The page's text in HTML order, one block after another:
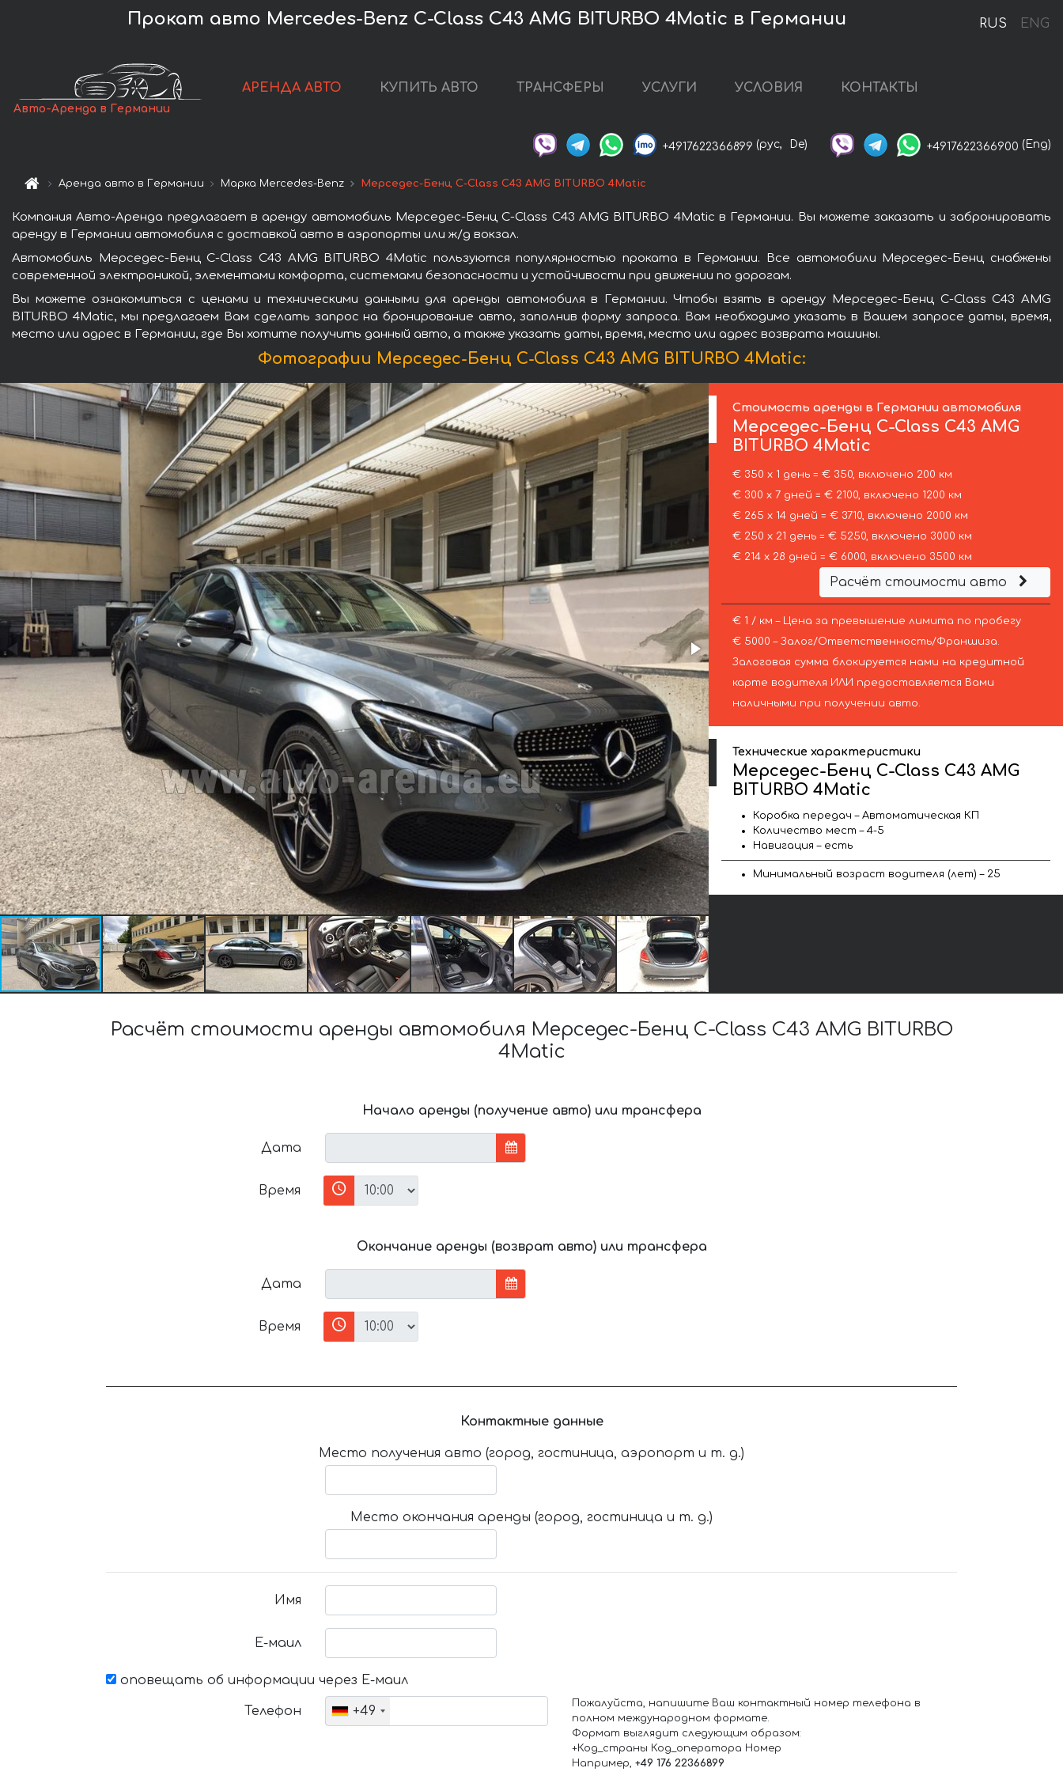
RUS ENG
Прокат авто Mercedes-Benz C-Class C43 AMG BITURBO 4Matic в Германии
Авто-Аренда в Германии
АРЕНДА АВТО КУПИТЬ АВТО ТРАНСФЕРЫ УСЛУГИ УСЛОВИЯ КОНТАКТЫ
+4917622366899 (рус, De) +4917622366900 (Eng)
Аренда авто в Германии Марка Mercedes-Benz Мерседес-Бенц C-Class C43 AMG BITURBO 4Matic
Компания Авто-Аренда предлагает в аренду автомобиль Мерседес-Бенц C-Class C43 AMG BITURBO 4Matic в Германии. Вы можете заказать и забронировать
аренду в Германии автомобиля с доставкой авто в аэропорты или ж/д вокзал.
Автомобиль Мерседес-Бенц C-Class C43 AMG BITURBO 4Matic пользуются популярностью проката в Германии. Все автомобили Мерседес-Бенц снабжены
современной электроникой, элементами комфорта, системами безопасности и устойчивости при движении по дорогам.
Вы можете ознакомиться с ценами и техническими данными для аренды автомобиля в Германии. Чтобы взять в аренду Мерседес-Бенц C-Class C43 AMG
BITURBO 4Matic, мы предлагаем Вам сделать запрос на бронирование авто, заполнив форму запроса. Вам необходимо указать в Вашем запросе даты, время,
место или адрес в Германии, где Вы хотите получить данный авто, а также указать даты, время, место или адрес возврата машины.
Фотографии Мерседес-Бенц C-Class C43 AMG BITURBO 4Matic:
Стоимость аренды в Германии автомобиля
Мерседес-Бенц C-Class C43 AMG
BITURBO 4Matic
€ 350 х 1 день = € 350, включено 200 км
€ 300 х 7 дней = € 2100, включено 1200 км
€ 265 х 14 дней = € 3710, включено 2000 км
€ 250 х 21 день = € 5250, включено 3000 км
€ 214 х 28 дней = € 6000, включено 3500 км
Расчёт стоимости авто
€ 1 / км – Цена за превышение лимита по пробегу
€ 5000 – Залог/Ответственность/Франшиза.
Залоговая сумма блокируется нами на кредитной
карте водителя ИЛИ предоставляется Вами
наличными при получении авто.
Технические характеристики
Мерседес-Бенц C-Class C43 AMG
BITURBO 4Matic
Коробка передач – Автоматическая КП
Количество мест – 4-5
Навигация – есть
Минимальный возраст водителя (лет) – 25
Расчёт стоимости аренды автомобиля Мерседес-Бенц C-Class C43 AMG BITURBO
4Matic
Начало аренды (получение авто) или трансфера
Дата
Время
Окончание аренды (возврат авто) или трансфера
Дата
Время
Контактные данные
Место получения авто (город, гостиница, аэропорт и т. д.)
Место окончания аренды (город, гостиница и т. д.)
Имя
Е-маил
оповещать об информации через Е-маил
Телефон +49
Пожалуйста, напишите Ваш контактный номер телефона в
полном международном формате.
Формат выглядит следующим образом:
+Код_страны Код_оператора Номер
Например, +49 176 22366899